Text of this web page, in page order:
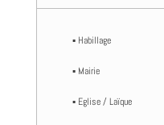
▪️ Habillage
▪️ Mairie
▪️ Eglise / Laïque